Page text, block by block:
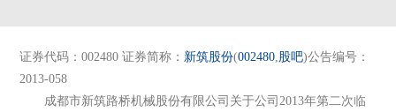
证券代码：002480 证券简称： 新筑股份(002480,股吧)公告编号：
2013-058
成都市新筑路桥机械股份有限公司关于公司2013年第二次临